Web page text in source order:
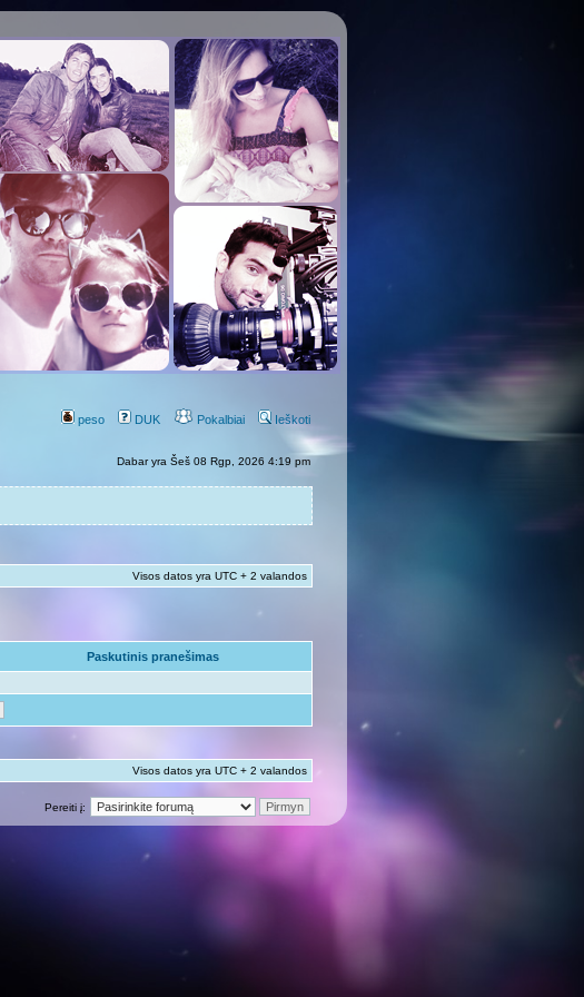
peso
DUK Pokalbiai Ieškoti
Dabar yra Šeš 08 Rgp, 2026 4:19 pm
Visos datos yra UTC + 2 valandos
Paskutinis pranešimas
Visos datos yra UTC + 2 valandos
Pereiti į: